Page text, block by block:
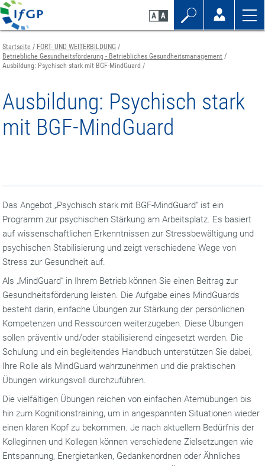
Zum
Seiteninhalt
springen
Zur
Navigation
springen
Zur
Mobilen
Navigation
springen
Startseite
FORT- UND WEITERBILDUNG
Betriebliche Gesundheitsförderung - Betriebliches Gesundheitsmanagement
Ausbildung: Psychisch stark mit BGF-MindGuard
Ausbildung: Psychisch stark
mit BGF-MindGuard
Das Angebot „Psychisch stark mit BGF-MindGuard“ ist ein
Programm zur psychischen Stärkung am Arbeitsplatz. Es basiert
auf wissenschaftlichen Erkenntnissen zur Stressbewältigung und
psychischen Stabilisierung und zeigt verschiedene Wege von
Stress zur Gesundheit auf.
Als „MindGuard“ in Ihrem Betrieb können Sie einen Beitrag zur
Gesundheitsförderung leisten. Die Aufgabe eines MindGuards
besteht darin, einfache Übungen zur Stärkung der persönlichen
Kompetenzen und Ressourcen weiterzugeben. Diese Übungen
sollen präventiv und/oder stabilisierend eingesetzt werden. Die
Schulung und ein begleitendes Handbuch unterstützen Sie dabei,
Ihre Rolle als MindGuard wahrzunehmen und die praktischen
Übungen wirkungsvoll durchzuführen.
Die vielfältigen Übungen reichen von einfachen Atemübungen bis
hin zum Kognitionstraining, um in angespannten Situationen wieder
einen klaren Kopf zu bekommen. Je nach aktuellem Bedürfnis der
Kolleginnen und Kollegen können verschiedene Zielsetzungen wie
Entspannung, Energietanken, Gedankenordnen oder Ähnliches